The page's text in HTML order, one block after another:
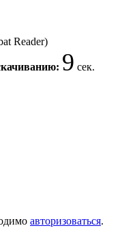
Reader)
9 сек.
авторизоваться.